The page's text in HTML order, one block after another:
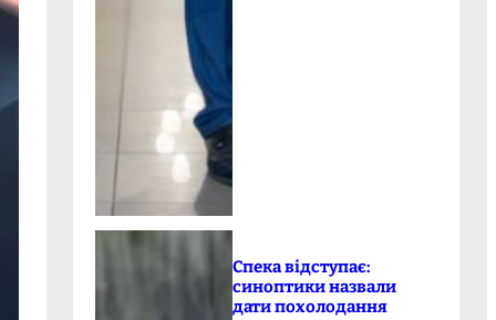
Спека відступає:
синоптики назвали
дати похолодання